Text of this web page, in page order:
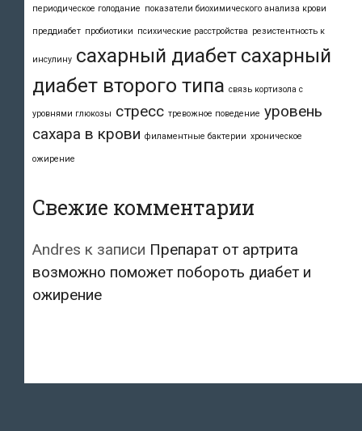
периодическое голодание показатели биохимического анализа крови
преддиабет пробиотики психические расстройства резистентность к
инсулину сахарный диабет сахарный
диабет второго типа связь кортизола с
уровнями глюкозы стресс тревожное поведение уровень
сахара в крови филаментные бактерии хроническое
ожирение
Свежие комментарии
Andres к записи Препарат от артрита
возможно поможет побороть диабет и
ожирение